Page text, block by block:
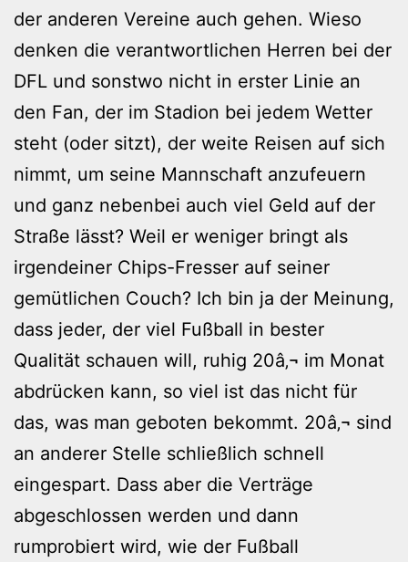
der anderen Vereine auch gehen. Wieso
denken die verantwortlichen Herren bei der
DFL und sonstwo nicht in erster Linie an
den Fan, der im Stadion bei jedem Wetter
steht (oder sitzt), der weite Reisen auf sich
nimmt, um seine Mannschaft anzufeuern
und ganz nebenbei auch viel Geld auf der
Straße lässt? Weil er weniger bringt als
irgendeiner Chips-Fresser auf seiner
gemütlichen Couch? Ich bin ja der Meinung,
dass jeder, der viel Fußball in bester
Qualität schauen will, ruhig 20â‚¬ im Monat
abdrücken kann, so viel ist das nicht für
das, was man geboten bekommt. 20â‚¬ sind
an anderer Stelle schließlich schnell
eingespart. Dass aber die Verträge
abgeschlossen werden und dann
rumprobiert wird, wie der Fußball